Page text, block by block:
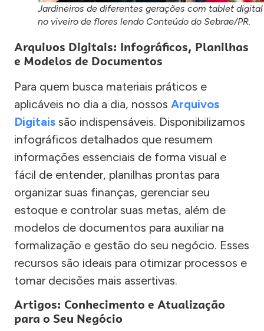
Jardineiros de diferentes gerações com tablet digital
no viveiro de flores lendo Conteúdo do Sebrae/PR.
Arquivos Digitais: Infográficos, Planilhas
e Modelos de Documentos
Para quem busca materiais práticos e
aplicáveis no dia a dia, nossos Arquivos
Digitais são indispensáveis. Disponibilizamos
infográficos detalhados que resumem
informações essenciais de forma visual e
fácil de entender, planilhas prontas para
organizar suas finanças, gerenciar seu
estoque e controlar suas metas, além de
modelos de documentos para auxiliar na
formalização e gestão do seu negócio. Esses
recursos são ideais para otimizar processos e
tomar decisões mais assertivas.
Artigos: Conhecimento e Atualização
para o Seu Negócio